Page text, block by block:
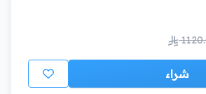
شراء